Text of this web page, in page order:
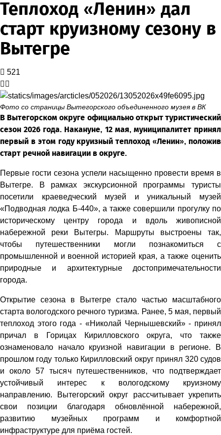
Теплоход «Ленин» дал
старт круизному сезону в
Вытегре
521
Фото со страницы Вытегорского объединенного музея в ВК
В Вытегорском округе официально открыт туристический
сезон 2026 года. Накануне, 12 мая, муниципалитет принял
первый в этом году круизный теплоход «Ленин», положив
старт речной навигации в округе.
Первые гости сезона успели насыщенно провести время в
Вытегре. В рамках экскурсионной программы туристы
посетили краеведческий музей и уникальный музей
«Подводная лодка Б-440», а также совершили прогулку по
историческому центру города и вдоль живописной
набережной реки Вытегры. Маршруты выстроены так,
чтобы путешественники могли познакомиться с
промышленной и военной историей края, а также оценить
природные и архитектурные достопримечательности
города.
Открытие сезона в Вытегре стало частью масштабного
старта вологодского речного туризма. Ранее, 5 мая, первый
теплоход этого года - «Николай Чернышевский» - принял
причал в Горицах Кирилловского округа, что также
ознаменовало начало круизной навигации в регионе. В
прошлом году только Кирилловский округ принял 320 судов
и около 57 тысяч путешественников, что подтверждает
устойчивый интерес к вологодскому круизному
направлению. Вытегорский округ рассчитывает укрепить
свои позиции благодаря обновлённой набережной,
развитию музейных программ и комфортной
инфраструктуре для приёма гостей.